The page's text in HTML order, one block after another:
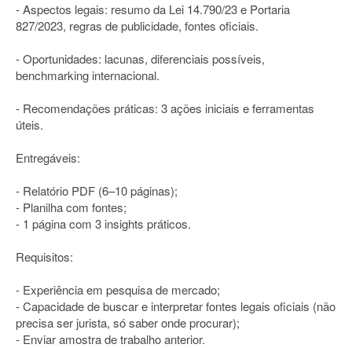
- Aspectos legais: resumo da Lei 14.790/23 e Portaria
827/2023, regras de publicidade, fontes oficiais.
- Oportunidades: lacunas, diferenciais possíveis,
benchmarking internacional.
- Recomendações práticas: 3 ações iniciais e ferramentas
úteis.
Entregáveis:
- Relatório PDF (6–10 páginas);
- Planilha com fontes;
- 1 página com 3 insights práticos.
Requisitos:
- Experiência em pesquisa de mercado;
- Capacidade de buscar e interpretar fontes legais oficiais (não
precisa ser jurista, só saber onde procurar);
- Enviar amostra de trabalho anterior.